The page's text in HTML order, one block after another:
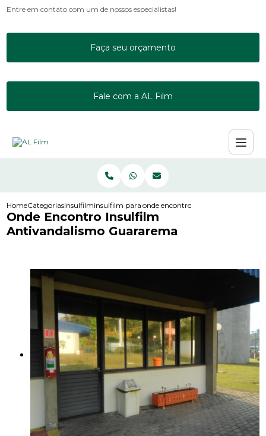
Entre em contato com um de nossos especialistas!
Faça seu orçamento
Fale com a AL Film
HomeCategoriasinsulfilminsulfilm para janela residencial
onde encontro insulfilm
Onde Encontro Insulfilm
Antivandalismo Guararema